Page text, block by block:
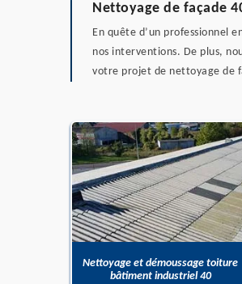
Nettoyage de façade
En quête d’un professionnel
nos interventions. De plus,
votre projet de nettoyage de
Nettoyage et démoussage toiture
bâtiment industriel 40